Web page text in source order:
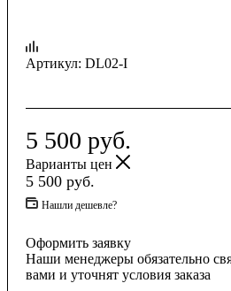
Артикул: DL02-I
5 500 руб.
Варианты цен
5 500 руб.
Нашли дешевле?
Оформить заявку
Наши менеджеры обязательно
вами и уточнят условия заказа